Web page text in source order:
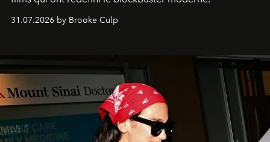
31.07.2026 by Brooke Culp